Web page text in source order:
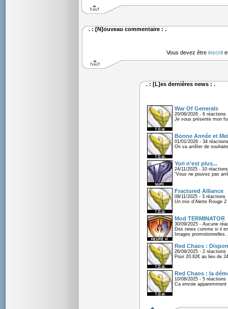
. : [N]ouveau commentaire : .
Vous devez être inscrit
. : [L]es dernières news : .
War Of Generals
20/06/2026 - 6 réactions
Je vous présente mon
Bonne Année et
01/01/2026 - 34 réactions
On va arrêter de
Yuri n'est plus...
24/11/2025 - 10 réactions
"Vous ne pouvez pas
Fractured Alliance
08/11/2025 - 3 réactions
Un mix d'Alerte Rouge
Mod TERMINATOR
30/09/2025 - Aucune
Des news comme si il
Images promotionnelles .
Red Chaos :
26/09/2025 - 2 réactions
Pour 20.82€ au lieu de
Red Chaos : la
10/08/2025 - 5 réactions
Ca envoie apparemment